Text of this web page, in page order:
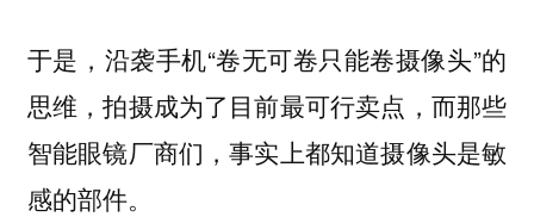
于是，沿袭手机“卷无可卷只能卷摄像头”的
思维，拍摄成为了目前最可行卖点，而那些
智能眼镜厂商们，事实上都知道摄像头是敏
感的部件。